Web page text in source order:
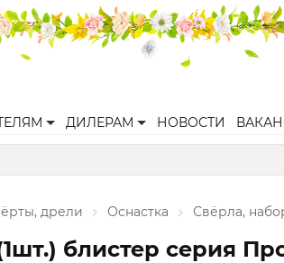
ДИЛЕРАМ НОВОСТИ
дрели Оснастка Свёрла,
блистер серия